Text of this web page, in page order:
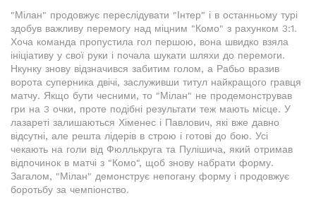
"Мілан" продовжує переслідувати "Інтер" і в останньому турі
здобув важливу перемогу над міцним "Комо" з рахунком 3:1.
Хоча команда пропустила гол першою, вона швидко взяла
ініціативу у свої руки і почала шукати шляхи до перемоги.
Нкунку знову відзначився забитим голом, а Рабьо вразив
ворота суперника двічі, заслуживши титул найкращого гравця
матчу. Якщо бути чесними, то "Мілан" не продемонстрував
гри на 3 очки, проте подібні результати теж мають місце. У
лазареті залишаються Хіменес і Павлович, які вже давно
відсутні, але решта лідерів в строю і готові до бою. Усі
чекають на голи від Фюллькруга та Пулішича, який отримав
відпочинок в матчі з "Комо", щоб знову набрати форму.
Загалом, "Мілан" демонструє непогану форму і продовжує
боротьбу за чемпіонство.